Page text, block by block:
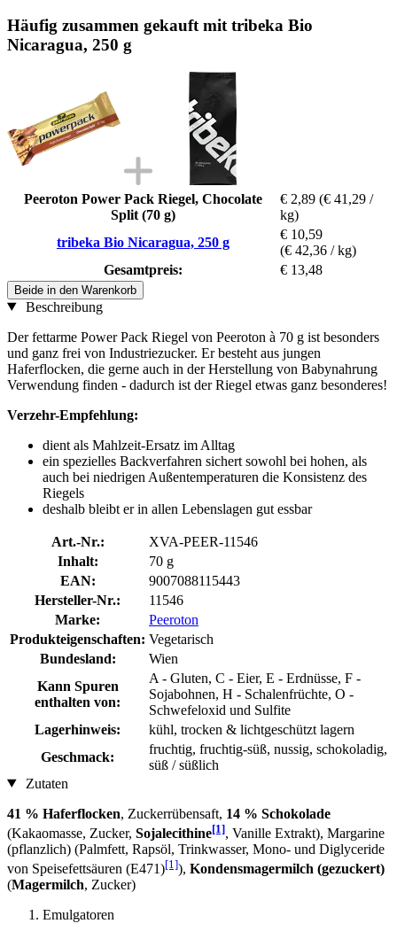
Häufig zusammen gekauft mit tribeka Bio
Nicaragua, 250 g
Peeroton Power Pack Riegel, Chocolate
Split (70 g)
€ 2,89 (€ 41,29 /
kg)
tribeka Bio Nicaragua, 250 g
€ 10,59
(€ 42,36 / kg)
Gesamtpreis:
€ 13,48
Beide in den Warenkorb
Beschreibung
Der fettarme Power Pack Riegel von Peeroton à 70 g ist besonders
und ganz frei von Industriezucker. Er besteht aus jungen
Haferflocken, die gerne auch in der Herstellung von Babynahrung
Verwendung finden - dadurch ist der Riegel etwas ganz besonderes!
Verzehr-Empfehlung:
dient als Mahlzeit-Ersatz im Alltag
ein spezielles Backverfahren sichert sowohl bei hohen, als
auch bei niedrigen Außentemperaturen die Konsistenz des
Riegels
deshalb bleibt er in allen Lebenslagen gut essbar
Art.-Nr.:
XVA-PEER-11546
Inhalt:
70 g
EAN:
9007088115443
Hersteller-Nr.:
11546
Marke:
Peeroton
Produkteigenschaften: Vegetarisch
Bundesland:
Wien
Kann Spuren
enthalten von:
A - Gluten, C - Eier, E - Erdnüsse, F -
Sojabohnen, H - Schalenfrüchte, O -
Schwefeloxid und Sulfite
Lagerhinweis:
kühl, trocken & lichtgeschützt lagern
Geschmack:
fruchtig, fruchtig-süß, nussig, schokoladig,
süß / süßlich
Zutaten
41 % Haferflocken, Zuckerrübensaft, 14 % Schokolade
(Kakaomasse, Zucker, Sojalecithine[1], Vanille Extrakt), Margarine
(pflanzlich) (Palmfett, Rapsöl, Trinkwasser, Mono- und Diglyceride
von Speisefettsäuren (E471)[1]), Kondensmagermilch (gezuckert)
(Magermilch, Zucker)
Emulgatoren